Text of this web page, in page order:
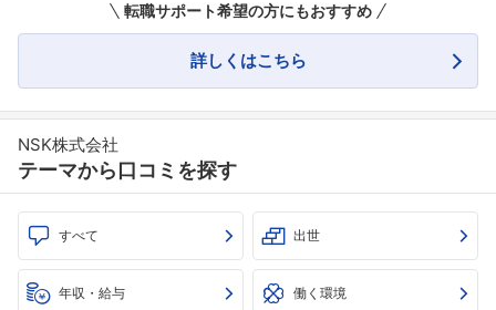
転職サポート希望の方にもおすすめ
詳しくはこちら
NSK株式会社
テーマから口コミを探す
すべて 出世
年収・給与 働く環境